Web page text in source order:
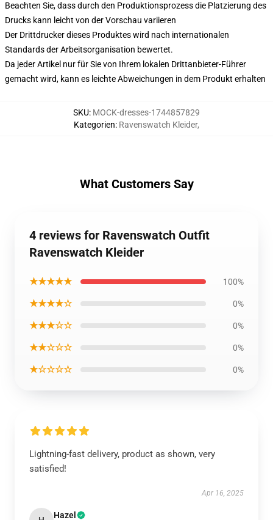
Beachten Sie, dass durch den Produktionsprozess die Platzierung des
Drucks kann leicht von der Vorschau variieren
Der Drittdrucker dieses Produktes wird nach internationalen
Standards der Arbeitsorganisation bewertet.
Da jeder Artikel nur für Sie von Ihrem lokalen Drittanbieter-Führer
gemacht wird, kann es leichte Abweichungen in dem Produkt erhalten
SKU: MOCK-dresses-1744857829
Kategorien: Ravenswatch Kleider,
What Customers Say
4 reviews for Ravenswatch Outfit
Ravenswatch Kleider
★★★★★ 100%
★★★★☆ 0%
★★★☆☆ 0%
★★☆☆☆ 0%
★☆☆☆☆ 0%
Lightning-fast delivery, product as shown, very
satisfied!
Apr 16, 2025
Hazel